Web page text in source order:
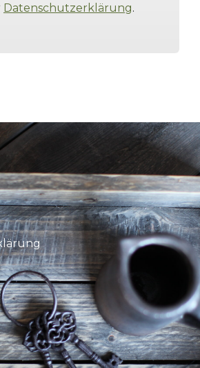
Datenschutzerklärung.